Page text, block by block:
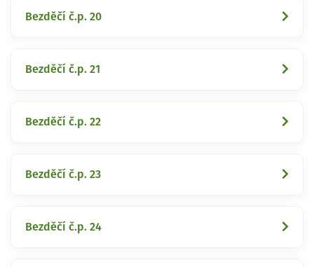
Bezděčí č.p. 20
Bezděčí č.p. 21
Bezděčí č.p. 22
Bezděčí č.p. 23
Bezděčí č.p. 24